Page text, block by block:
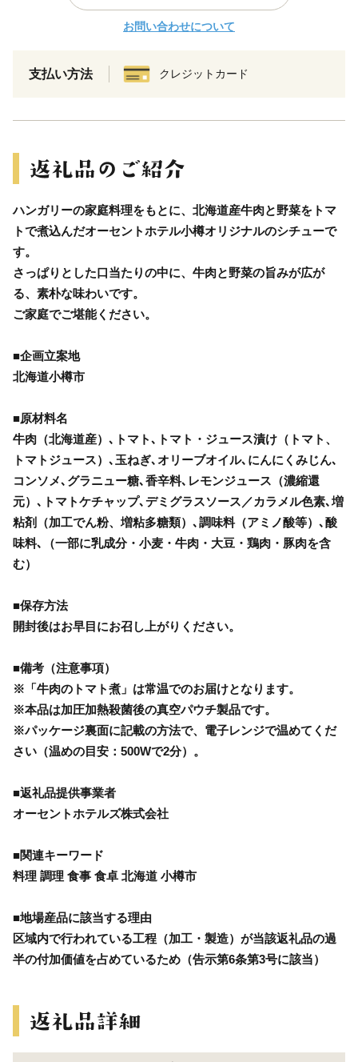
お問い合わせについて
支払い方法 クレジットカード
ハンガリーの家庭料理をもとに、北海道産牛肉と野菜をトマ
トで煮込んだオーセントホテル小樽オリジナルのシチューで
す。
さっぱりとした口当たりの中に、牛肉と野菜の旨みが広が
る、素朴な味わいです。
ご家庭でご堪能ください。
■企画立案地
北海道小樽市
■原材料名
牛肉（北海道産）､トマト､トマト・ジュース漬け（トマト、
トマトジュース）､玉ねぎ､オリーブオイル､にんにくみじん､
コンソメ､グラニュー糖､香辛料､レモンジュース（濃縮還
元）､トマトケチャップ､デミグラスソース／カラメル色素､増
粘剤（加工でん粉、増粘多糖類）､調味料（アミノ酸等）､酸
味料､（一部に乳成分・小麦・牛肉・大豆・鶏肉・豚肉を含
む）
■保存方法
開封後はお早目にお召し上がりください。
■備考（注意事項）
※「牛肉のトマト煮」は常温でのお届けとなります。
※本品は加圧加熱殺菌後の真空パウチ製品です。
※パッケージ裏面に記載の方法で、電子レンジで温めてくだ
さい（温めの目安：500Wで2分）。
■返礼品提供事業者
オーセントホテルズ株式会社
■関連キーワード
料理 調理 食事 食卓 北海道 小樽市
■地場産品に該当する理由
区域内で行われている工程（加工・製造）が当該返礼品の過
半の付加価値を占めているため（告示第6条第3号に該当）